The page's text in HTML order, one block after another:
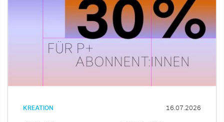
KREATION 16.07.2026